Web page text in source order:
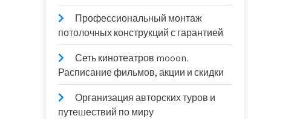
Профессиональный монтаж
потолочных конструкций с гарантией
Сеть кинотеатров mooon.
Расписание фильмов, акции и скидки
Организация авторских туров и
путешествий по миру